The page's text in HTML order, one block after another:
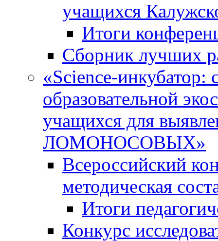
учащихся
Итоги
Сборник лучших
«Science-инкубатор:
образовательной
учащихся для
ЛОМОНОСОВЫХ»
Всероссийский
методическая
Итоги
Конкурс